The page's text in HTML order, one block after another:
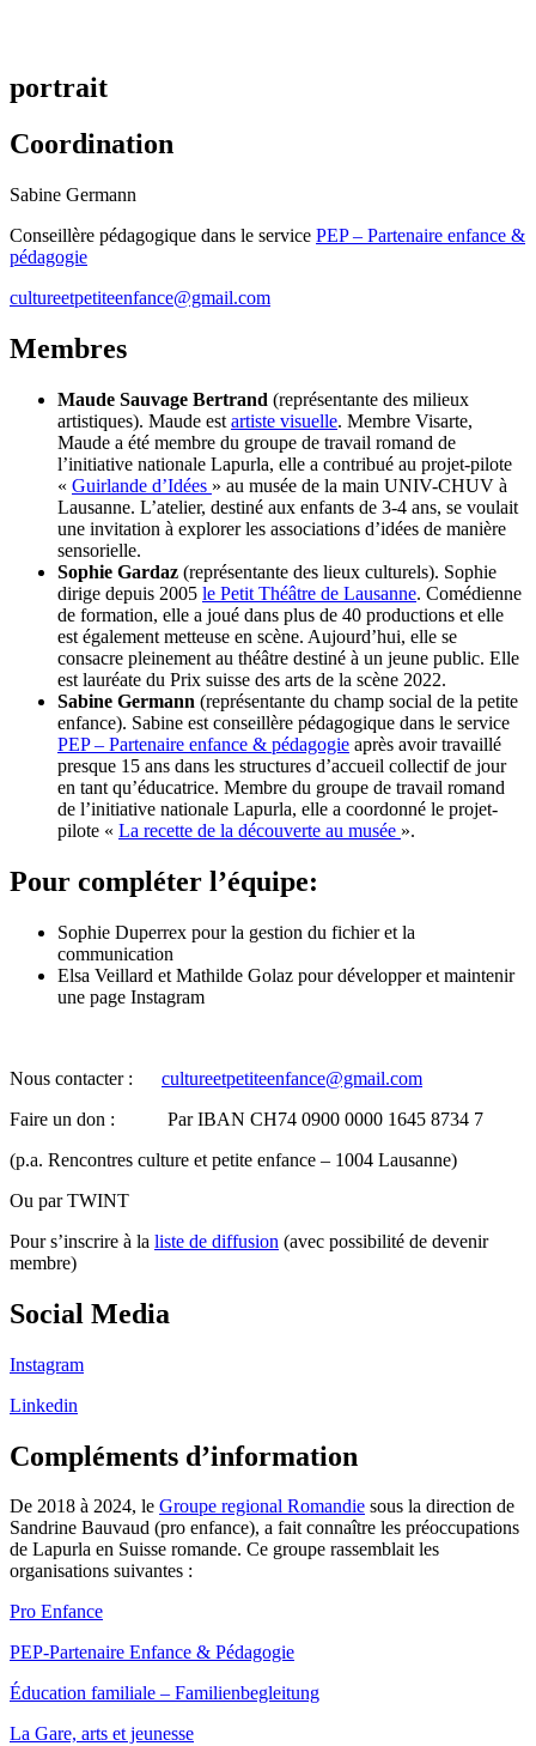
portrait
Coordination
Sabine Germann
Conseillère pédagogique dans le service PEP – Partenaire enfance &
pédagogie
cultureetpetiteenfance@gmail.com
Membres
Maude Sauvage Bertrand (représentante des milieux
artistiques). Maude est artiste visuelle. Membre Visarte,
Maude a été membre du groupe de travail romand de
l’initiative nationale Lapurla, elle a contribué au projet-pilote
« Guirlande d’Idées » au musée de la main UNIV-CHUV à
Lausanne. L’atelier, destiné aux enfants de 3-4 ans, se voulait
une invitation à explorer les associations d’idées de manière
sensorielle.
Sophie Gardaz (représentante des lieux culturels). Sophie
dirige depuis 2005 le Petit Théâtre de Lausanne. Comédienne
de formation, elle a joué dans plus de 40 productions et elle
est également metteuse en scène. Aujourd’hui, elle se
consacre pleinement au théâtre destiné à un jeune public. Elle
est lauréate du Prix suisse des arts de la scène 2022.
Sabine Germann (représentante du champ social de la petite
enfance). Sabine est conseillère pédagogique dans le service
PEP – Partenaire enfance & pédagogie après avoir travaillé
presque 15 ans dans les structures d’accueil collectif de jour
en tant qu’éducatrice. Membre du groupe de travail romand
de l’initiative nationale Lapurla, elle a coordonné le projet-
pilote « La recette de la découverte au musée ».
Pour compléter l’équipe:
Sophie Duperrex pour la gestion du fichier et la
communication
Elsa Veillard et Mathilde Golaz pour développer et maintenir
une page Instagram
Nous contacter : cultureetpetiteenfance@gmail.com
Faire un don : Par IBAN CH74 0900 0000 1645 8734 7
(p.a. Rencontres culture et petite enfance – 1004 Lausanne)
Ou par TWINT
Pour s’inscrire à la liste de diffusion (avec possibilité de devenir
membre)
Social Media
Instagram
Linkedin
Compléments d’information
De 2018 à 2024, le Groupe regional Romandie sous la direction de
Sandrine Bauvaud (pro enfance), a fait connaître les préoccupations
de Lapurla en Suisse romande. Ce groupe rassemblait les
organisations suivantes :
Pro Enfance
PEP-Partenaire Enfance & Pédagogie
Éducation familiale – Familienbegleitung
La Gare, arts et jeunesse